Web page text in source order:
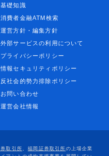
基礎知識
消費者金融ATM検索
運営方針・編集方針
外部サービスの利用について
プライバシーポリシー
情報セキュリティポリシー
反社会的勢力排除ポリシー
お問い合わせ
運営会社情報